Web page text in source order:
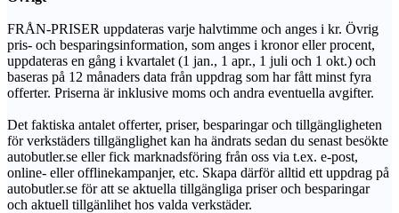
FRÅN-PRISER uppdateras varje halvtimme och anges i kr. Övrig
pris- och besparingsinformation, som anges i kronor eller procent,
uppdateras en gång i kvartalet (1 jan., 1 apr., 1 juli och 1 okt.) och
baseras på 12 månaders data från uppdrag som har fått minst fyra
offerter. Priserna är inklusive moms och andra eventuella avgifter.
Det faktiska antalet offerter, priser, besparingar och tillgängligheten
för verkstäders tillgänglighet kan ha ändrats sedan du senast besökte
autobutler.se eller fick marknadsföring från oss via t.ex. e-post,
online- eller offlinekampanjer, etc. Skapa därför alltid ett uppdrag på
autobutler.se för att se aktuella tillgängliga priser och besparingar
och aktuell tillgänlihet hos valda verkstäder.